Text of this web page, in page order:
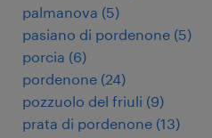
palmanova (5)
pasiano di pordenone (5)
porcia (6)
pordenone (24)
pozzuolo del friuli (9)
prata di pordenone (13)